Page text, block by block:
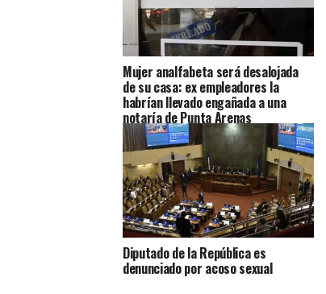
Mujer analfabeta será desalojada
de su casa: ex empleadores la
habrían llevado engañada a una
notaría de Punta Arenas
Diputado de la República es
denunciado por acoso sexual